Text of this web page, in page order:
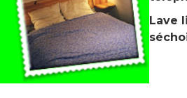
Lave